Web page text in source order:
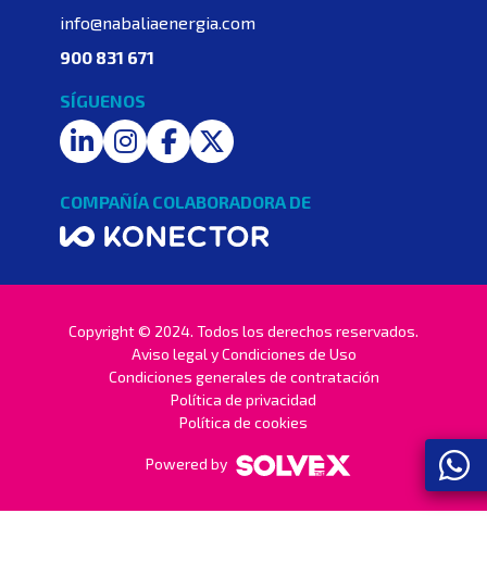
info@nabaliaenergia.com
900 831 671
SÍGUENOS
LinkedInInstagram
FacebookTwitter
COMPAÑÍA COLABORADORA DE
Copyright © 2024. Todos los derechos reservados.
Aviso legal y Condiciones de Uso
Condiciones generales de contratación
Política de privacidad
Política de cookies
Powered by